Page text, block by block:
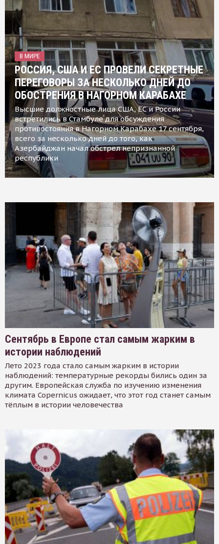
В МИРЕ
РОССИЯ, США И ЕС ПРОВЕЛИ СЕКРЕТНЫЕ
ПЕРЕГОВОРЫ ЗА НЕСКОЛЬКО ДНЕЙ ДО
ОБОСТРЕНИЯ В НАГОРНОМ КАРАБАХЕ
Высшие должностные лица США, ЕС и России
встретились в Стамбуле для обсуждения
противостояния в Нагорном Карабахе 17 сентября,
всего за несколько дней до того, как
Азербайджан начал обстрел непризнанной
республики
Сентябрь в Европе стал самым жарким в
истории наблюдений
Лето 2023 года стало самым жарким в истории
наблюдений: температурные рекорды бились один за
другим. Европейская служба по изучению изменения
климата Copernicus ожидает, что этот год станет самым
тёплым в истории человечества